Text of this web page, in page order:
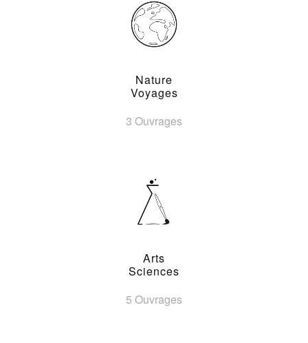
Nature
Voyages
3 Ouvrages
Arts
Sciences
5 Ouvrages